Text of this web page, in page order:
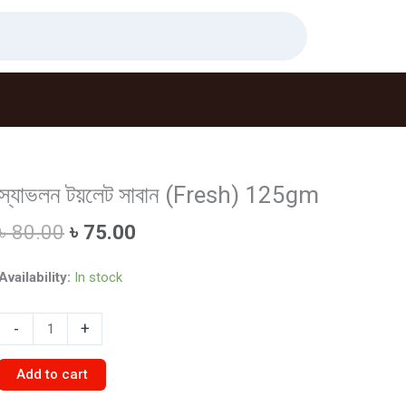
টয়লেট সাবান (Fresh) 125gm
80.00 Original
was:
৳ 75.00
In stock
- +
Add to cart